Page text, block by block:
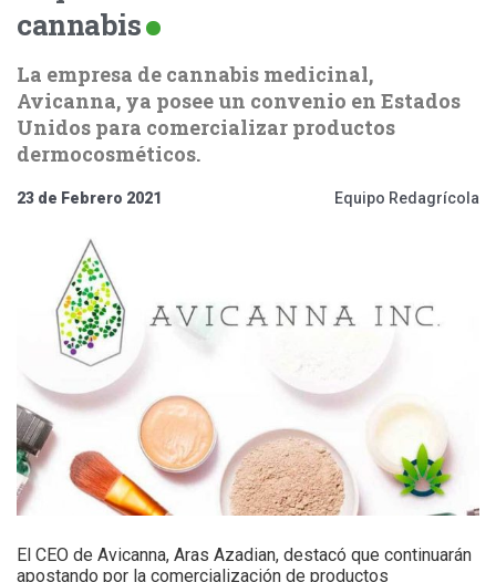
cannabis
La empresa de cannabis medicinal,
Avicanna, ya posee un convenio en Estados
Unidos para comercializar productos
dermocosméticos.
23 de Febrero 2021 Equipo Redagrícola
El CEO de Avicanna, Aras Azadian, destacó que continuarán
apostando por la comercialización de productos